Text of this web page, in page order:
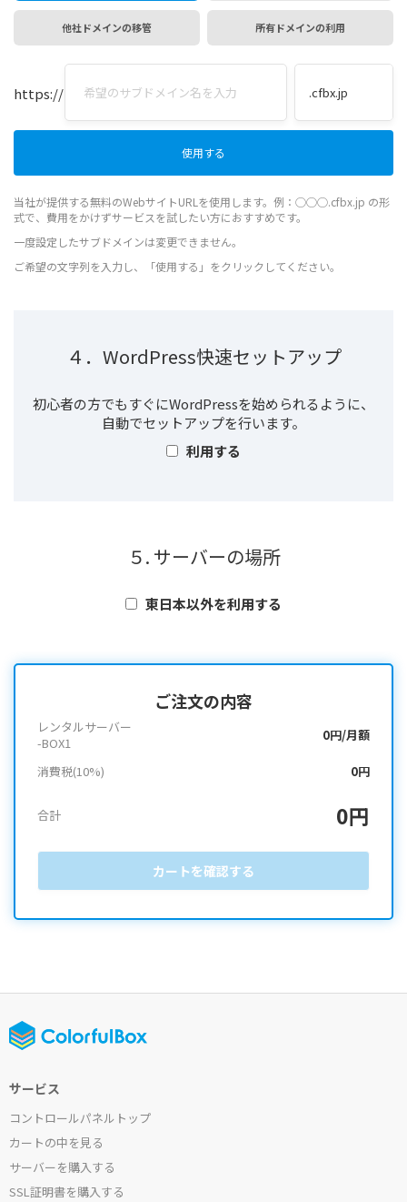
他社ドメインの移管 所有ドメインの利用
https://
当社が提供する無料のWebサイトURLを使用します。例：◯◯◯.cfbx.jp の形
式で、費用をかけずサービスを試したい方におすすめです。
一度設定したサブドメインは変更できません。
ご希望の文字列を入力し、「使用する」をクリックしてください。
４．WordPress快速セットアップ
初心者の方でもすぐにWordPressを始められるように、
自動でセットアップを行います。
利用する
５. サーバーの場所
東日本以外を利用する
ご注文の内容
レンタルサーバー
-BOX1
0円/月額
消費税(10%) 0円
合計 0円
カートを確認する
サービス
コントロールパネルトップ
カートの中を見る
サーバーを購入する
SSL証明書を購入する